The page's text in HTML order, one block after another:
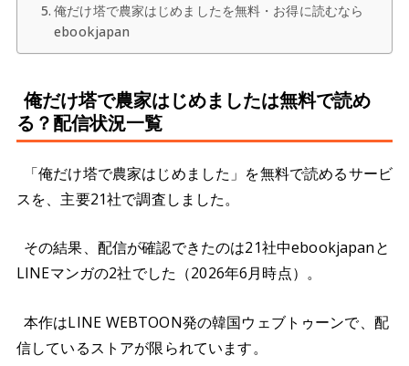
俺だけ塔で農家はじめましたを無料・お得に読むなら
ebookjapan
俺だけ塔で農家はじめましたは無料で読め
る？配信状況一覧
「俺だけ塔で農家はじめました」を無料で読めるサービ
スを、主要21社で調査しました。
その結果、配信が確認できたのは21社中ebookjapanと
LINEマンガの2社でした（2026年6月時点）。
本作はLINE WEBTOON発の韓国ウェブトゥーンで、配
信しているストアが限られています。